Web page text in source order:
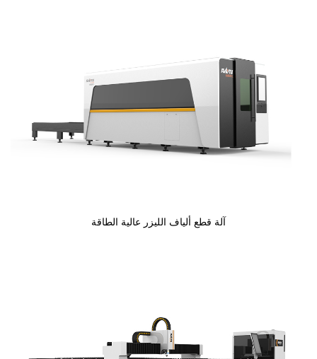
آلة قطع ألياف الليزر عالية الطاقة